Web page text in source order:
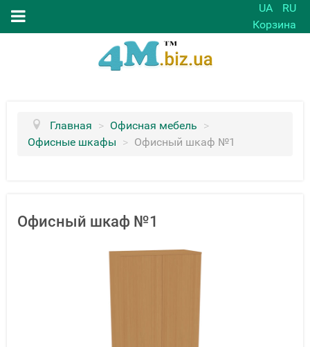
UA
RU
Корзина
Главная > Офисная мебель >
Офисные шкафы > Офисный шкаф №1
Офисный шкаф №1